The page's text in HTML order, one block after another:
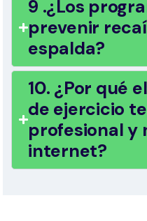
9 .¿Los
prevenir
espalda?
10. ¿Por qué
de ejercicio
profesional y
internet?